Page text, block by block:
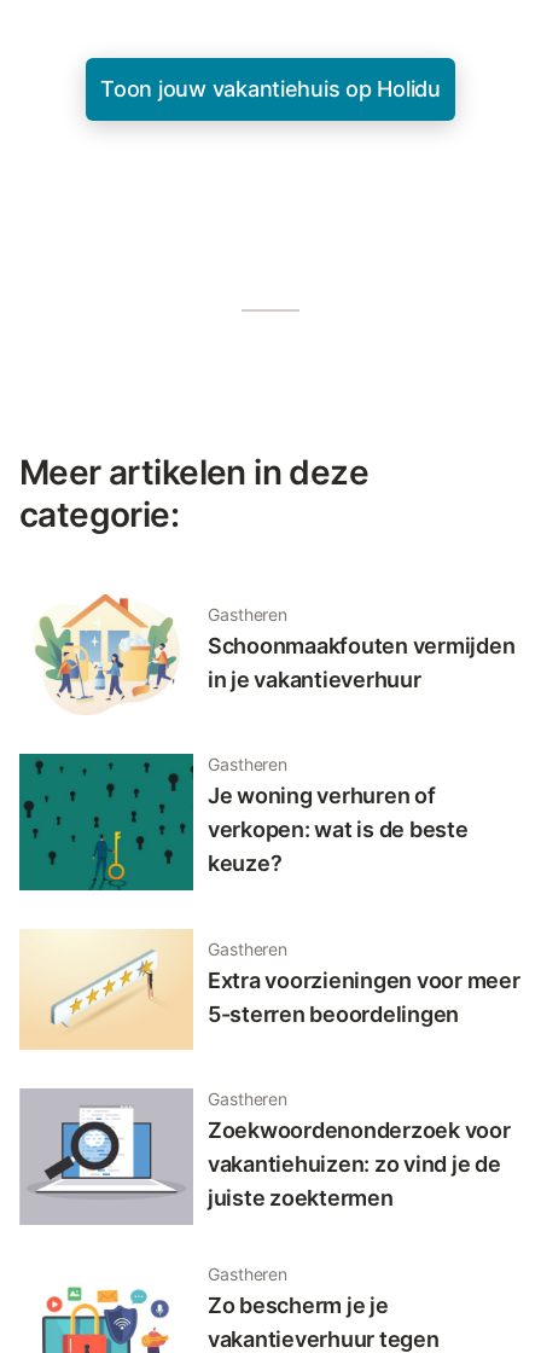
Toon jouw vakantiehuis op Holidu
Meer artikelen in deze
categorie:
Gastheren
Schoonmaakfouten vermijden
in je vakantieverhuur
Gastheren
Je woning verhuren of
verkopen: wat is de beste
keuze?
Gastheren
Extra voorzieningen voor meer
5-sterren beoordelingen
Gastheren
Zoekwoordenonderzoek voor
vakantiehuizen: zo vind je de
juiste zoektermen
Gastheren
Zo bescherm je je
vakantieverhuur tegen